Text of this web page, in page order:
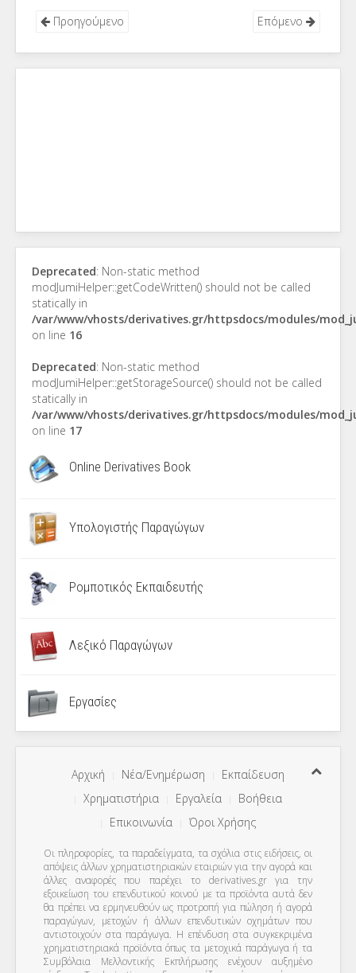
Προηγούμενο Επόμενο
Deprecated: Non-static method
modJumiHelper::getCodeWritten() should not be called
statically in
/var/www/vhosts/derivatives.gr/httpsdocs/modules/
on line 16
Deprecated: Non-static method
modJumiHelper::getStorageSource() should not be called
statically in
/var/www/vhosts/derivatives.gr/httpsdocs/modules/
on line 17
Online Derivatives Book
Υπολογιστής Παραγώγων
Ρομποτικός Εκπαιδευτής
Λεξικό Παραγώγων
Εργασίες
Αρχική Νέα/Ενημέρωση
Εκπαίδευση
Χρηματιστήρια
Εργαλεία
Βοήθεια
Επικοινωνία
Όροι Χρήσης
Οι πληροφορίες, τα παραδείγματα, τα σχόλια στις ειδήσεις, οι
απόψεις άλλων χρηματιστηριακών εταιριών για την αγορά και
άλλες αναφορές που παρέχει το derivatives.gr για την
εξοικείωση του επενδυτικού κοινού με τα προϊόντα αυτά δεν
θα πρέπει να ερμηνευθούν ως προτροπή για πώληση ή αγορά
παραγώγων, μετοχών ή άλλων επενδυτικών οχημάτων που
αντιστοιχούν στα παράγωγα. Η επένδυση στα συγκεκριμένα
χρηματιστηριακά προϊόντα όπως τα μετοχικά παράγωγα ή τα
Συμβόλαια Μελλοντικής Εκπλήρωσης ενέχουν αυξημένο